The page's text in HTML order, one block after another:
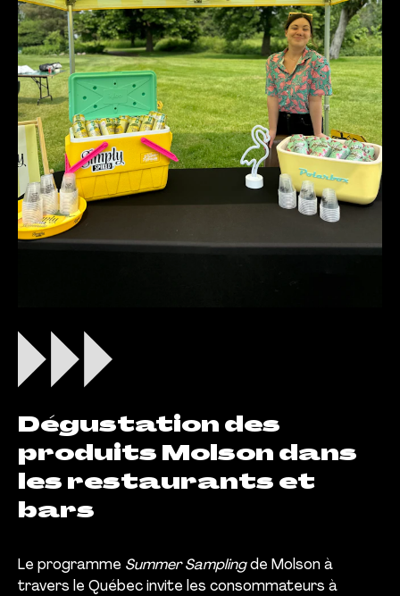
Dégustation des
produits Molson dans
les restaurants et
bars
Le programme Summer Samplingde Molson à
travers le Québec invite les consommateurs à